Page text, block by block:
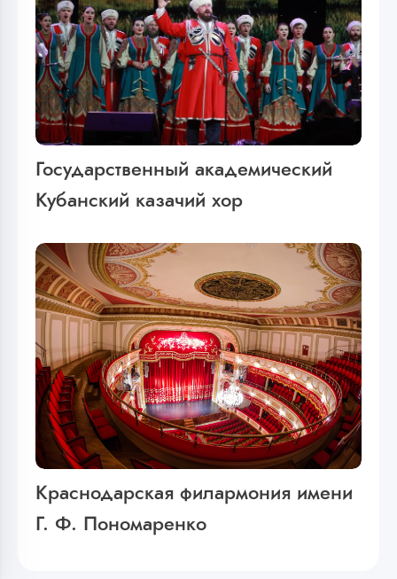
Государственный академический
Кубанский казачий хор
Краснодарская филармония имени
Г. Ф. Пономаренко